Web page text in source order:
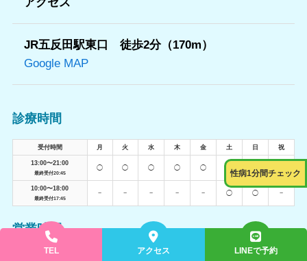
JR五反田駅東口 徒歩2分（170m）
Google MAP
診療時間
受付時間 月 火 水 木 金 土 日 祝
13:00〜21:00
最終受付20:45
◯ ◯ ◯ ◯ ◯ −
10:00〜18:00
最終受付17:45
− − − − − ◯ ◯ −
営業時間
平日13:00〜21:00
（最終受付 20:45）
TEL アクセス LINEで予約
性病1分間チェック